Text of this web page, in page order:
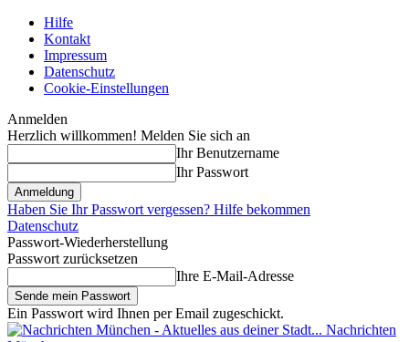
Hilfe
Kontakt
Impressum
Datenschutz
Cookie-Einstellungen
Anmelden
Herzlich willkommen! Melden Sie sich an
Ihr Benutzername
Ihr Passwort
Haben Sie Ihr Passwort vergessen? Hilfe bekommen
Datenschutz
Passwort-Wiederherstellung
Passwort zurücksetzen
Ihre E-Mail-Adresse
Ein Passwort wird Ihnen per Email zugeschickt.
Nachrichten